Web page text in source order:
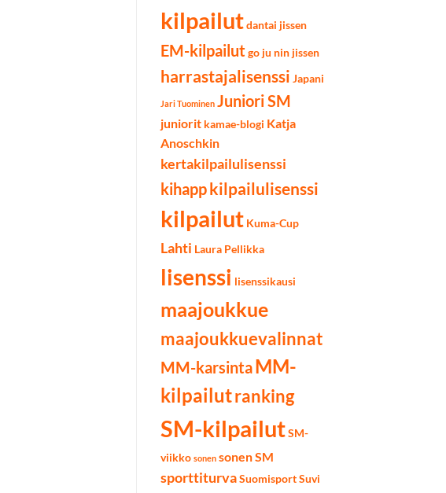
kilpailut dantai jissen
EM-kilpailut go ju nin jissen
harrastajalisenssi Japani
Jari Tuominen Juniori SM
juniorit kamae-blogi Katja
Anoschkin
kertakilpailulisenssi
kihappkilpailulisenssi
kilpailut Kuma-Cup
Lahti Laura Pellikka
lisenssi lisenssikausi
maajoukkue
maajoukkuevalinnat
MM-karsintaMM-
kilpailutranking
SM-kilpailut SM-
viikko sonen sonen SM
sporttiturva Suomisport Suvi